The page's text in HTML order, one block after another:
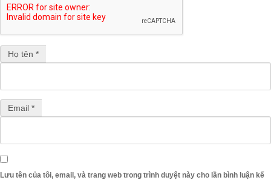
Họ tên *
Email *
Lưu tên của tôi, email, và trang web trong trình duyệt này cho lần bình luận kế